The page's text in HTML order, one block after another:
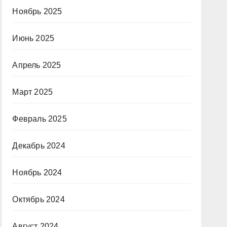
Ноябрь 2025
Июнь 2025
Апрель 2025
Март 2025
Февраль 2025
Декабрь 2024
Ноябрь 2024
Октябрь 2024